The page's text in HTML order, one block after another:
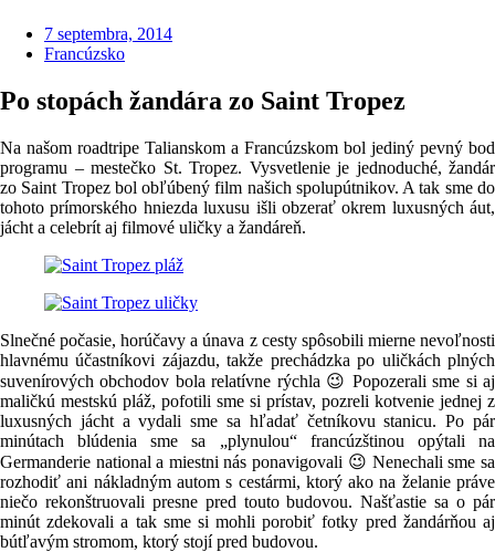
7 septembra, 2014
Francúzsko
Po stopách žandára zo Saint Tropez
Na našom roadtripe Talianskom a Francúzskom bol jediný pevný bod
programu – mestečko St. Tropez. Vysvetlenie je jednoduché, žandár
zo Saint Tropez bol obľúbený film našich spolupútnikov. A tak sme do
tohoto prímorského hniezda luxusu išli obzerať okrem luxusných áut,
jácht a celebrít aj filmové uličky a žandáreň.
Slnečné počasie, horúčavy a únava z cesty spôsobili mierne nevoľnosti
hlavnému účastníkovi zájazdu, takže prechádzka po uličkách plných
suvenírových obchodov bola relatívne rýchla 😉 Popozerali sme si aj
maličkú mestskú pláž, pofotili sme si prístav, pozreli kotvenie jednej z
luxusných jácht a vydali sme sa hľadať četníkovu stanicu. Po pár
minútach blúdenia sme sa „plynulou“ francúzštinou opýtali na
Germanderie national a miestni nás ponavigovali 😉 Nenechali sme sa
rozhodiť ani nákladným autom s cestármi, ktorý ako na želanie práve
niečo rekonštruovali presne pred touto budovou. Našťastie sa o pár
minút zdekovali a tak sme si mohli porobiť fotky pred žandárňou aj
bútľavým stromom, ktorý stojí pred budovou.